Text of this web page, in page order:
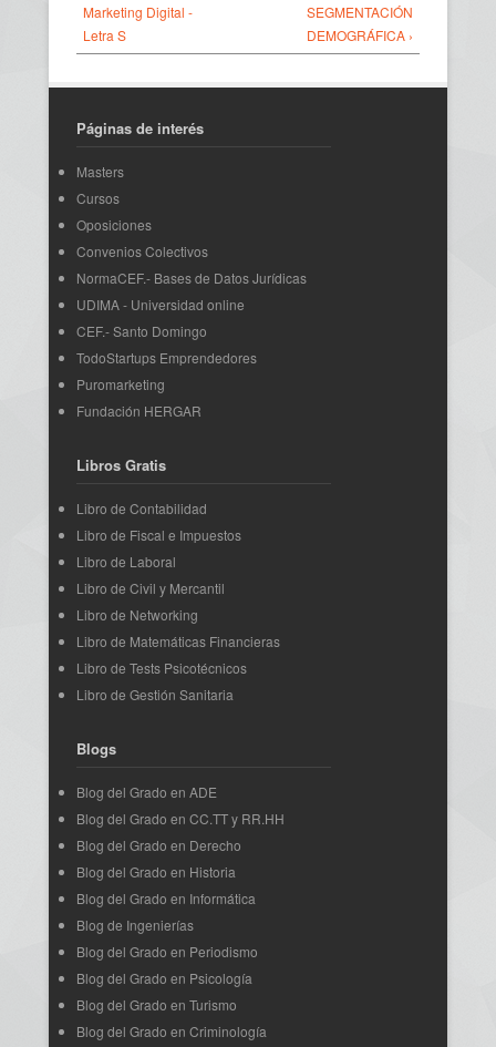
Marketing Digital -
Letra S
SEGMENTACIÓN
DEMOGRÁFICA ›
Páginas de interés
Masters
Cursos
Oposiciones
Convenios Colectivos
NormaCEF.- Bases de Datos Jurídicas
UDIMA - Universidad online
CEF.- Santo Domingo
TodoStartups Emprendedores
Puromarketing
Fundación HERGAR
Libros Gratis
Libro de Contabilidad
Libro de Fiscal e Impuestos
Libro de Laboral
Libro de Civil y Mercantil
Libro de Networking
Libro de Matemáticas Financieras
Libro de Tests Psicotécnicos
Libro de Gestión Sanitaria
Blogs
Blog del Grado en ADE
Blog del Grado en CC.TT y RR.HH
Blog del Grado en Derecho
Blog del Grado en Historia
Blog del Grado en Informática
Blog de Ingenierías
Blog del Grado en Periodismo
Blog del Grado en Psicología
Blog del Grado en Turismo
Blog del Grado en Criminología